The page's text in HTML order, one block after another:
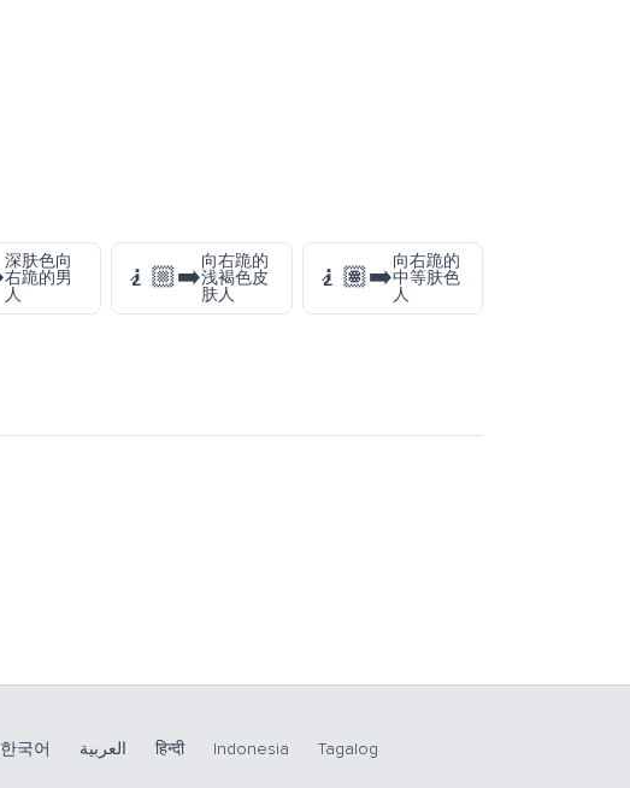
深肤色向
右跪的男
人
🧎🏼‍➡️
向右跪的
浅褐色皮
肤人
🧎🏽‍➡️
向右跪的
中等肤色
人
한국어 العربية हिन्दी Indonesia Tagalog